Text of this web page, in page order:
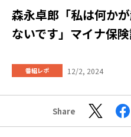
森永卓郎「私は何か
ないです」マイナ保
番組レポ 12/2, 2024
Share